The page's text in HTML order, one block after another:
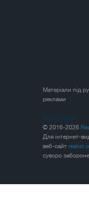
Матеріали під
реклами
Карта сайта
© 2016-2026
Для інтернет-
веб-сайт
суворо